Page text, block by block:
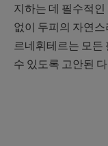
지하는 데 필수적
없이 두피의 자연
르네휘테르는 모든
수 있도록 고안된